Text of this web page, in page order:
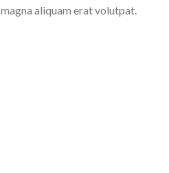
magna aliquam erat volutpat.